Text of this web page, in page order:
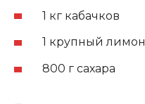
1 кг кабачков
1 крупный лимон
800 г сахара